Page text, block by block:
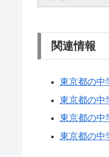
関連情報
東京都の中
東京都の中
東京都の中
東京都の中